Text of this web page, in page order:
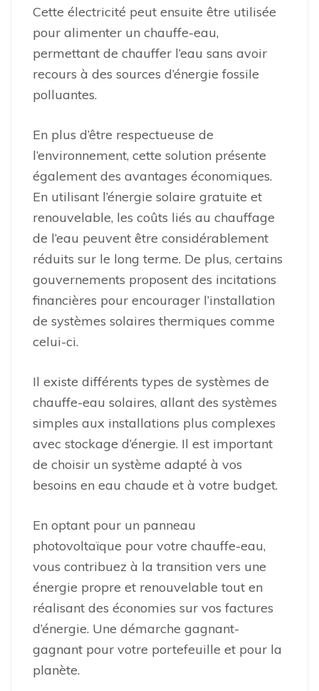
Cette électricité peut ensuite être utilisée
pour alimenter un chauffe-eau,
permettant de chauffer l’eau sans avoir
recours à des sources d’énergie fossile
polluantes.
En plus d’être respectueuse de
l’environnement, cette solution présente
également des avantages économiques.
En utilisant l’énergie solaire gratuite et
renouvelable, les coûts liés au chauffage
de l’eau peuvent être considérablement
réduits sur le long terme. De plus, certains
gouvernements proposent des incitations
financières pour encourager l’installation
de systèmes solaires thermiques comme
celui-ci.
Il existe différents types de systèmes de
chauffe-eau solaires, allant des systèmes
simples aux installations plus complexes
avec stockage d’énergie. Il est important
de choisir un système adapté à vos
besoins en eau chaude et à votre budget.
En optant pour un panneau
photovoltaïque pour votre chauffe-eau,
vous contribuez à la transition vers une
énergie propre et renouvelable tout en
réalisant des économies sur vos factures
d’énergie. Une démarche gagnant-
gagnant pour votre portefeuille et pour la
planète.